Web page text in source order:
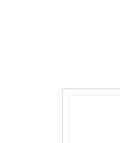
调压值调得偏低
发生压差，因而